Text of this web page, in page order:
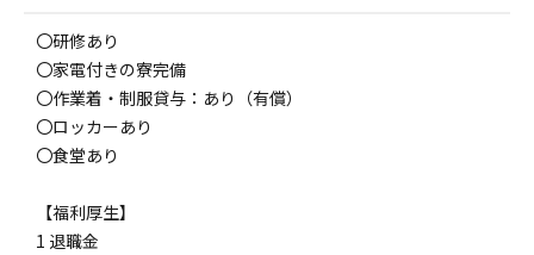
〇研修あり
〇家電付きの寮完備
〇作業着・制服貸与：あり（有償）
〇ロッカーあり
〇食堂あり
【福利厚生】
1 退職金